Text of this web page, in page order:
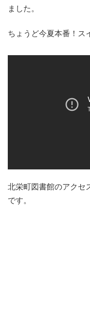
ました。
ちょうど今夏本番！ス
北栄町図書館のアクセ
です。